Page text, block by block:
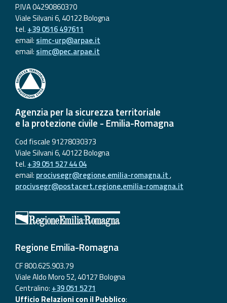
Allerta
Meteo
Emilia-
Romagna
P.IVA 04290860370
Viale Silvani 6, 40122 Bologna
tel. +39 0516 497611
email: simc-urp@arpae.it
email: simc@pec.arpae.it
Agenzia per la sicurezza territoriale
e la protezione civile - Emilia-Romagna
Cod fiscale 91278030373
Viale Silvani 6, 40122 Bologna
tel. +39 051 527 44 04
email: procivsegr@regione.emilia-romagna.it,
procivsegr@postacert.regione.emilia-romagna.it
Regione Emilia-Romagna
CF 800.625.903.79
Viale Aldo Moro 52, 40127 Bologna
Centralino: +39 051 5271
Ufficio Relazioni con il Pubblico: